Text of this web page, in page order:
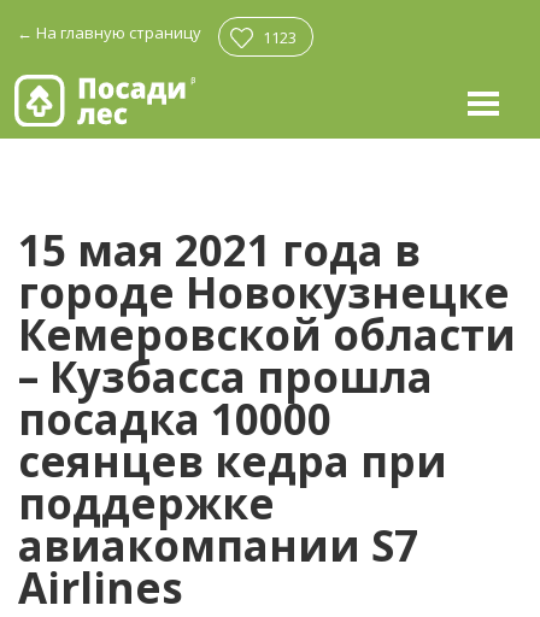
← На главную страницу 1123
15 мая 2021 года в
городе Новокузнецке
Кемеровской области
– Кузбасса прошла
посадка 10000
сеянцев кедра при
поддержке
авиакомпании S7
Airlines